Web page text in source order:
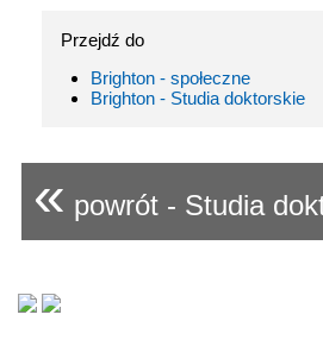
Przejdź do
Brighton - społeczne
Brighton - Studia doktorskie
« powrót - Studia